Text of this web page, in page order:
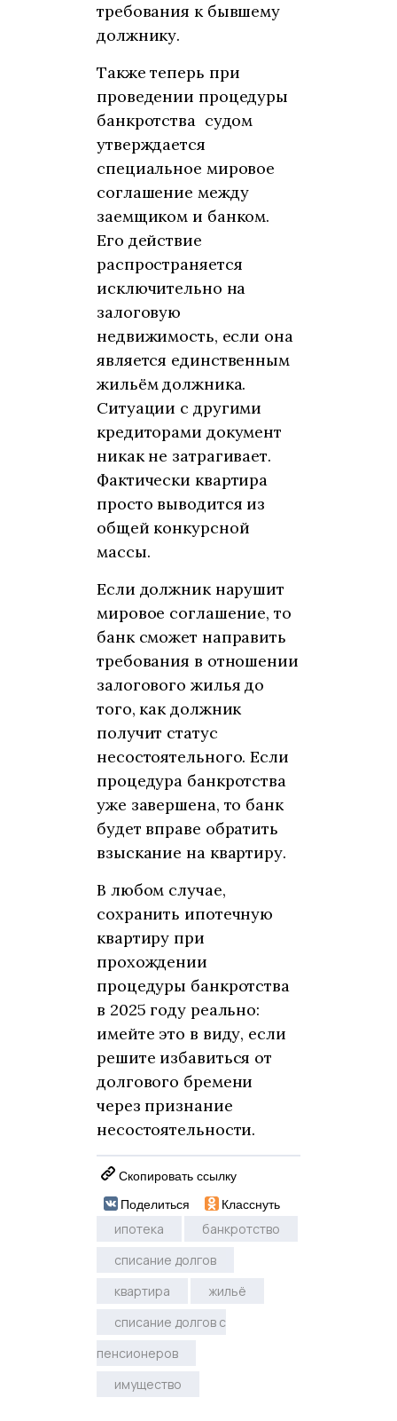
требования к бывшему
должнику.
Также теперь при
проведении процедуры
банкротства судом
утверждается
специальное мировое
соглашение между
заемщиком и банком.
Его действие
распространяется
исключительно на
залоговую
недвижимость, если она
является единственным
жильём должника.
Ситуации с другими
кредиторами документ
никак не затрагивает.
Фактически квартира
просто выводится из
общей конкурсной
массы.
Если должник нарушит
мировое соглашение, то
банк сможет направить
требования в отношении
залогового жилья до
того, как должник
получит статус
несостоятельного. Если
процедура банкротства
уже завершена, то банк
будет вправе обратить
взыскание на квартиру.
В любом случае,
сохранить ипотечную
квартиру при
прохождении
процедуры банкротства
в 2025 году реально:
имейте это в виду, если
решите избавиться от
долгового бремени
через признание
несостоятельности.
Скопировать ссылку
Поделиться
Класснуть
ипотека
банкротство
списание долгов
квартира
жильё
списание долгов с
пенсионеров
имущество